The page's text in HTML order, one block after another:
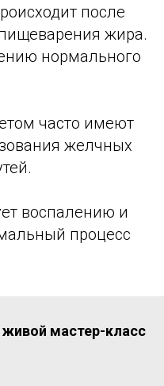
после
жира.
нормального
часто имеют
желчных
воспалению и
процесс
живой мастер-класс